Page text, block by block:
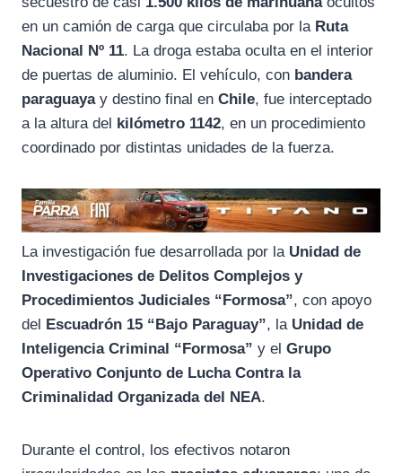
b
o
o
k
g
r
a
m
s
A
p
p
en un camión de carga que circulaba por la Ruta
Nacional Nº 11. La droga estaba oculta en el interior
de puertas de aluminio. El vehículo, con bandera
paraguayay destino final en Chile, fue interceptado
a la altura del kilómetro 1142, en un procedimiento
coordinado por distintas unidades de la fuerza.
La investigación fue desarrollada por la Unidad de
Investigaciones de Delitos Complejos y
Procedimientos Judiciales “Formosa”, con apoyo
del Escuadrón 15 “Bajo Paraguay”, la Unidad de
Inteligencia Criminal “Formosa” y el Grupo
Operativo Conjunto de Lucha Contra la
Criminalidad Organizada del NEA.
Durante el control, los efectivos notaron